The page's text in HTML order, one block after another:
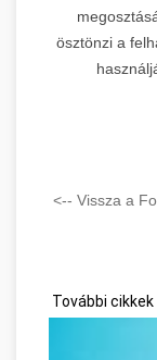
ösztönzi a
<-- Vissza a
További cikkek